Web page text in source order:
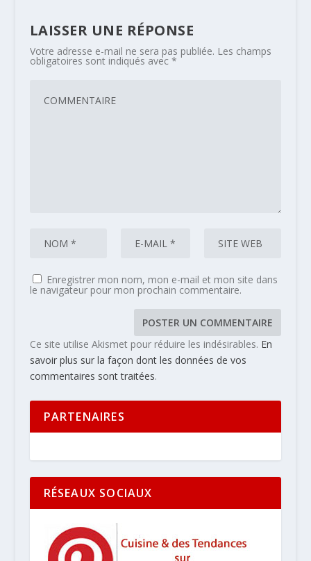
LAISSER UNE RÉPONSE
Votre adresse e-mail ne sera pas publiée. Les champs
obligatoires sont indiqués avec *
Enregistrer mon nom, mon e-mail et mon site dans
le navigateur pour mon prochain commentaire.
Ce site utilise Akismet pour réduire les indésirables. En
savoir plus sur la façon dont les données de vos
commentaires sont traitées.
PARTENAIRES
RÉSEAUX SOCIAUX